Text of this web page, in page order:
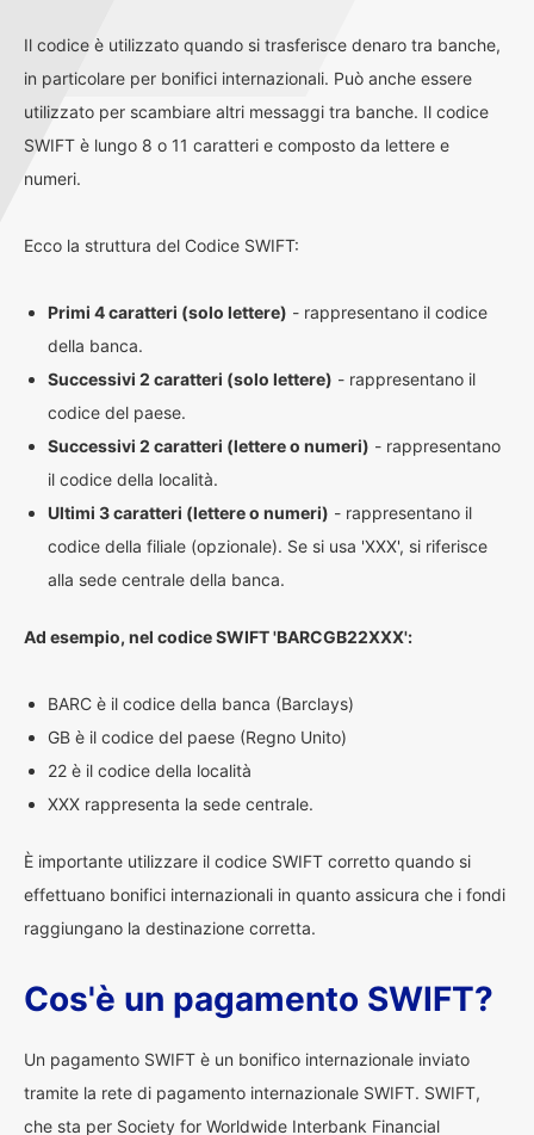
Il codice è utilizzato quando si trasferisce denaro tra banche,
in particolare per bonifici internazionali. Può anche essere
utilizzato per scambiare altri messaggi tra banche. Il codice
SWIFT è lungo 8 o 11 caratteri e composto da lettere e
numeri.
Ecco la struttura del Codice SWIFT:
Primi 4 caratteri (solo lettere) - rappresentano il codice
della banca.
Successivi 2 caratteri (solo lettere) - rappresentano il
codice del paese.
Successivi 2 caratteri (lettere o numeri) - rappresentano
il codice della località.
Ultimi 3 caratteri (lettere o numeri) - rappresentano il
codice della filiale (opzionale). Se si usa 'XXX', si riferisce
alla sede centrale della banca.
Ad esempio, nel codice SWIFT 'BARCGB22XXX':
BARC è il codice della banca (Barclays)
GB è il codice del paese (Regno Unito)
22 è il codice della località
XXX rappresenta la sede centrale.
È importante utilizzare il codice SWIFT corretto quando si
effettuano bonifici internazionali in quanto assicura che i fondi
raggiungano la destinazione corretta.
Cos'è un pagamento SWIFT?
Un pagamento SWIFT è un bonifico internazionale inviato
tramite la rete di pagamento internazionale SWIFT. SWIFT,
che sta per Society for Worldwide Interbank Financial